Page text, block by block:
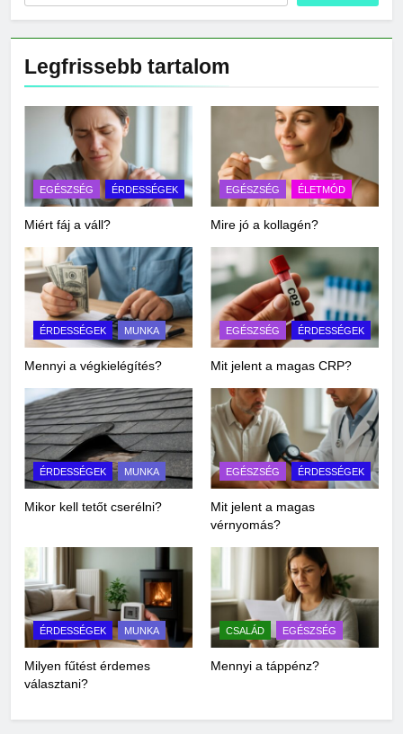
Legfrissebb tartalom
EGÉSZSÉG ÉRDESSÉGEK
Miért fáj a váll?
EGÉSZSÉG ÉLETMÓD
Mire jó a kollagén?
ÉRDESSÉGEK MUNKA
Mennyi a végkielégítés?
EGÉSZSÉG ÉRDESSÉGEK
Mit jelent a magas CRP?
ÉRDESSÉGEK MUNKA
Mikor kell tetőt cserélni?
EGÉSZSÉG ÉRDESSÉGEK
Mit jelent a magas
vérnyomás?
ÉRDESSÉGEK MUNKA
Milyen fűtést érdemes
választani?
CSALÁD EGÉSZSÉG
Mennyi a táppénz?